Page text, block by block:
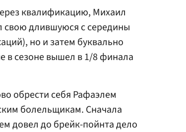
квалификацию, Михаил
длившуюся с середины
но и затем буквально
в сезоне вышел в 1/8 финала
обрести себя Рафаэлем
болельщикам. Сначала
довел до брейк-пойнта дело